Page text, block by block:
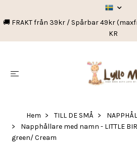
🚚 FRAKT från 39kr / Spårbar 49kr
KR
Hem TILL DE SMÅ
Napphållare med namn - LITTLE
green/ Cream